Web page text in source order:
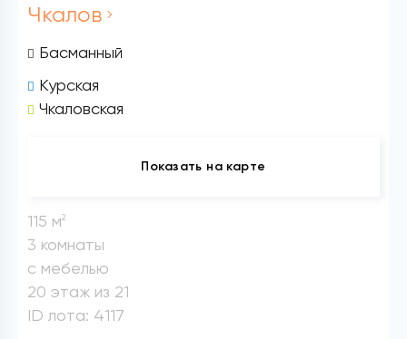
Чкалов
Басманный
Курская
Чкаловская
Показать на карте
115 м2
3 комнаты
с мебелью
20 этаж из 21
ID лота: 4117